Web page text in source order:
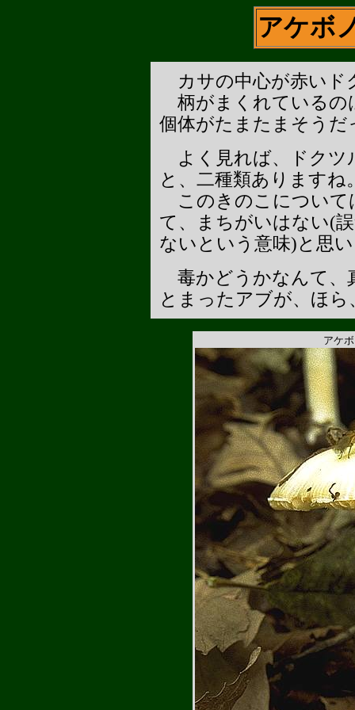
アケボ
カサの中心が赤いド
柄がまくれているの
個体がたまたまそうだ
よく見れば、ドクツ
と、二種類ありますね
このきのこについて
て、まちがいはない(
ないという意味)と思
毒かどうかなんて、
とまったアブが、ほ
アケ